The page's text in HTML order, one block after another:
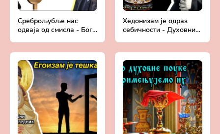
Среброљубље нас
одваја од смисла - Бога
Хедонизам је одраз
себичности - Духовни